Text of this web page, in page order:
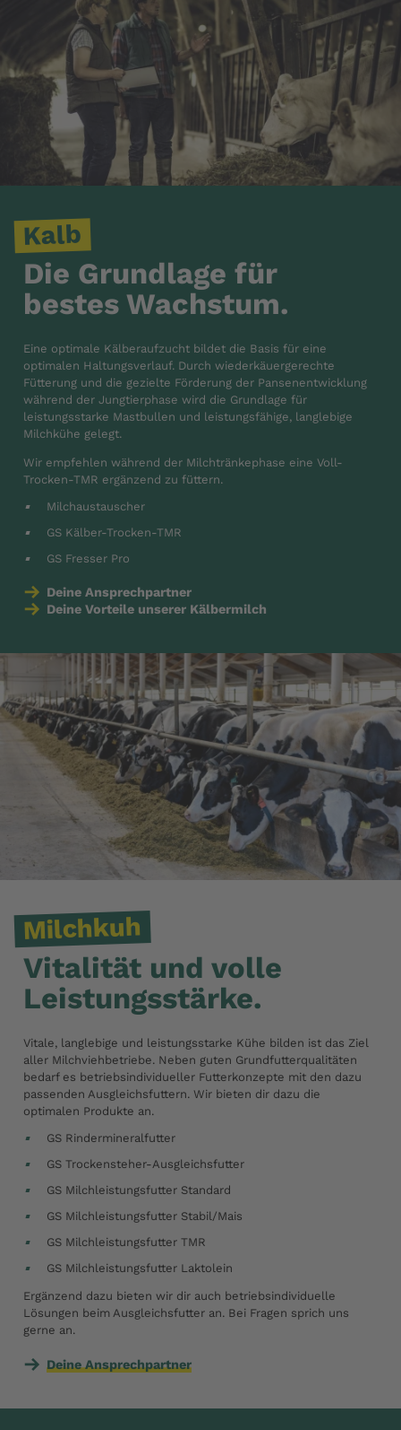
Kalb
Die Grundlage für
bestes Wachstum.
Eine optimale Kälberaufzucht bildet die Basis für eine
optimalen Haltungsverlauf. Durch wiederkäuergerechte
Fütterung und die gezielte Förderung der Pansenentwicklung
während der Jungtierphase wird die Grundlage für
leistungsstarke Mastbullen und leistungsfähige, langlebige
Milchkühe gelegt.
Wir empfehlen während der Milchtränkephase eine Voll-
Trocken-TMR ergänzend zu füttern.
Milchaustauscher
GS Kälber-Trocken-TMR
GS Fresser Pro
Deine Ansprechpartner
Deine Vorteile unserer Kälbermilch
Milchkuh
Vitalität und volle
Leistungsstärke.
Vitale, langlebige und leistungsstarke Kühe bilden ist das Ziel
aller Milchviehbetriebe. Neben guten Grundfutterqualitäten
bedarf es betriebsindividueller Futterkonzepte mit den dazu
passenden Ausgleichsfuttern. Wir bieten dir dazu die
optimalen Produkte an.
GS Rindermineralfutter
GS Trockensteher-Ausgleichsfutter
GS Milchleistungsfutter Standard
GS Milchleistungsfutter Stabil/Mais
GS Milchleistungsfutter TMR
GS Milchleistungsfutter Laktolein
Ergänzend dazu bieten wir dir auch betriebsindividuelle
Lösungen beim Ausgleichsfutter an. Bei Fragen sprich uns
gerne an.
Deine Ansprechpartner